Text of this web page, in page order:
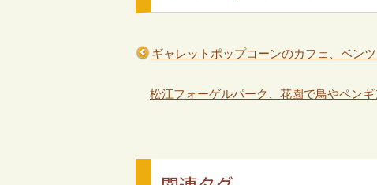
ギャレットポップコーンのカフェ、ベン
松江フォーゲルパーク、花園で鳥やペン